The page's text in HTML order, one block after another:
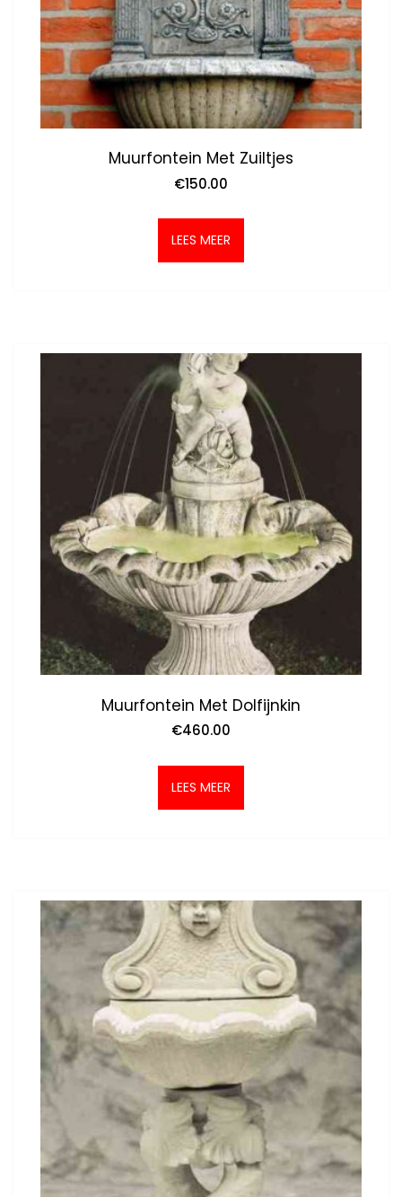
Muurfontein Met Zuiltjes
€150.00
LEES MEER
Muurfontein Met Dolfijnkin
€460.00
LEES MEER